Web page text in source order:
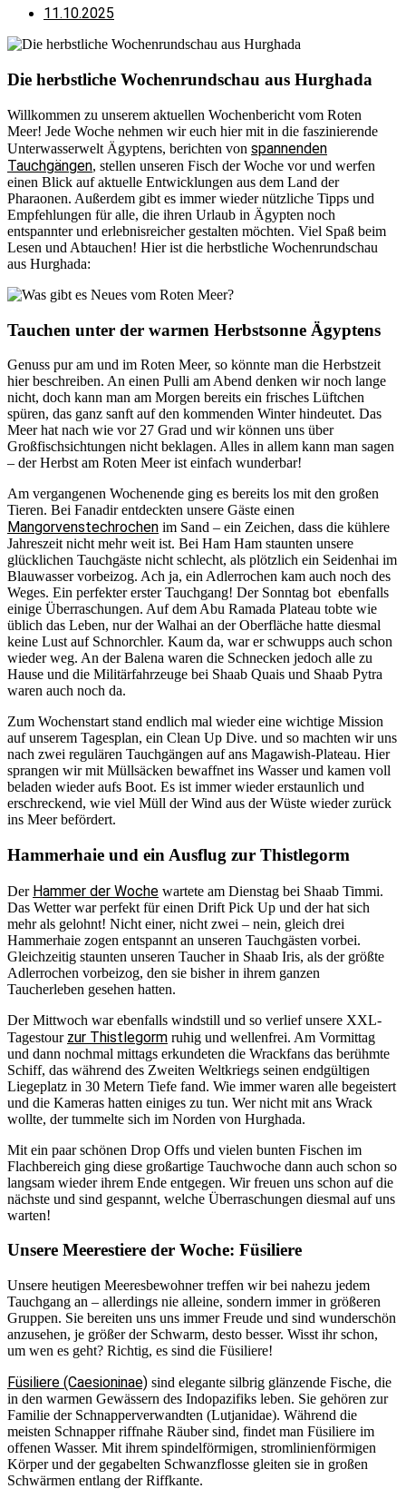
11.10.2025
Die herbstliche Wochenrundschau aus Hurghada
Willkommen zu unserem aktuellen Wochenbericht vom Roten
Meer! Jede Woche nehmen wir euch hier mit in die faszinierende
Unterwasserwelt Ägyptens, berichten von spannenden
Tauchgängen, stellen unseren Fisch der Woche vor und werfen
einen Blick auf aktuelle Entwicklungen aus dem Land der
Pharaonen. Außerdem gibt es immer wieder nützliche Tipps und
Empfehlungen für alle, die ihren Urlaub in Ägypten noch
entspannter und erlebnisreicher gestalten möchten. Viel Spaß beim
Lesen und Abtauchen! Hier ist die herbstliche Wochenrundschau
aus Hurghada:
Tauchen unter der warmen Herbstsonne Ägyptens
Genuss pur am und im Roten Meer, so könnte man die Herbstzeit
hier beschreiben. An einen Pulli am Abend denken wir noch lange
nicht, doch kann man am Morgen bereits ein frisches Lüftchen
spüren, das ganz sanft auf den kommenden Winter hindeutet. Das
Meer hat nach wie vor 27 Grad und wir können uns über
Großfischsichtungen nicht beklagen. Alles in allem kann man sagen
– der Herbst am Roten Meer ist einfach wunderbar!
Am vergangenen Wochenende ging es bereits los mit den großen
Tieren. Bei Fanadir entdeckten unsere Gäste einen
Mangorvenstechrochen im Sand – ein Zeichen, dass die kühlere
Jahreszeit nicht mehr weit ist. Bei Ham Ham staunten unsere
glücklichen Tauchgäste nicht schlecht, als plötzlich ein Seidenhai im
Blauwasser vorbeizog. Ach ja, ein Adlerrochen kam auch noch des
Weges. Ein perfekter erster Tauchgang! Der Sonntag bot ebenfalls
einige Überraschungen. Auf dem Abu Ramada Plateau tobte wie
üblich das Leben, nur der Walhai an der Oberfläche hatte diesmal
keine Lust auf Schnorchler. Kaum da, war er schwupps auch schon
wieder weg. An der Balena waren die Schnecken jedoch alle zu
Hause und die Militärfahrzeuge bei Shaab Quais und Shaab Pytra
waren auch noch da.
Zum Wochenstart stand endlich mal wieder eine wichtige Mission
auf unserem Tagesplan, ein Clean Up Dive. und so machten wir uns
nach zwei regulären Tauchgängen auf ans Magawish-Plateau. Hier
sprangen wir mit Müllsäcken bewaffnet ins Wasser und kamen voll
beladen wieder aufs Boot. Es ist immer wieder erstaunlich und
erschreckend, wie viel Müll der Wind aus der Wüste wieder zurück
ins Meer befördert.
Hammerhaie und ein Ausflug zur Thistlegorm
Der Hammer der Woche wartete am Dienstag bei Shaab Timmi.
Das Wetter war perfekt für einen Drift Pick Up und der hat sich
mehr als gelohnt! Nicht einer, nicht zwei – nein, gleich drei
Hammerhaie zogen entspannt an unseren Tauchgästen vorbei.
Gleichzeitig staunten unseren Taucher in Shaab Iris, als der größte
Adlerrochen vorbeizog, den sie bisher in ihrem ganzen
Taucherleben gesehen hatten.
Der Mittwoch war ebenfalls windstill und so verlief unsere XXL-
Tagestour zur Thistlegorm ruhig und wellenfrei. Am Vormittag
und dann nochmal mittags erkundeten die Wrackfans das berühmte
Schiff, das während des Zweiten Weltkriegs seinen endgültigen
Liegeplatz in 30 Metern Tiefe fand. Wie immer waren alle begeistert
und die Kameras hatten einiges zu tun. Wer nicht mit ans Wrack
wollte, der tummelte sich im Norden von Hurghada.
Mit ein paar schönen Drop Offs und vielen bunten Fischen im
Flachbereich ging diese großartige Tauchwoche dann auch schon so
langsam wieder ihrem Ende entgegen. Wir freuen uns schon auf die
nächste und sind gespannt, welche Überraschungen diesmal auf uns
warten!
Unsere Meerestiere der Woche: Füsiliere
Unsere heutigen Meeresbewohner treffen wir bei nahezu jedem
Tauchgang an – allerdings nie alleine, sondern immer in größeren
Gruppen. Sie bereiten uns uns immer Freude und sind wunderschön
anzusehen, je größer der Schwarm, desto besser. Wisst ihr schon,
um wen es geht? Richtig, es sind die Füsiliere!
Füsiliere (Caesioninae) sind elegante silbrig glänzende Fische, die
in den warmen Gewässern des Indopazifiks leben. Sie gehören zur
Familie der Schnapperverwandten (Lutjanidae). Während die
meisten Schnapper riffnahe Räuber sind, findet man Füsiliere im
offenen Wasser. Mit ihrem spindelförmigen, stromlinienförmigen
Körper und der gegabelten Schwanzflosse gleiten sie in großen
Schwärmen entlang der Riffkante.